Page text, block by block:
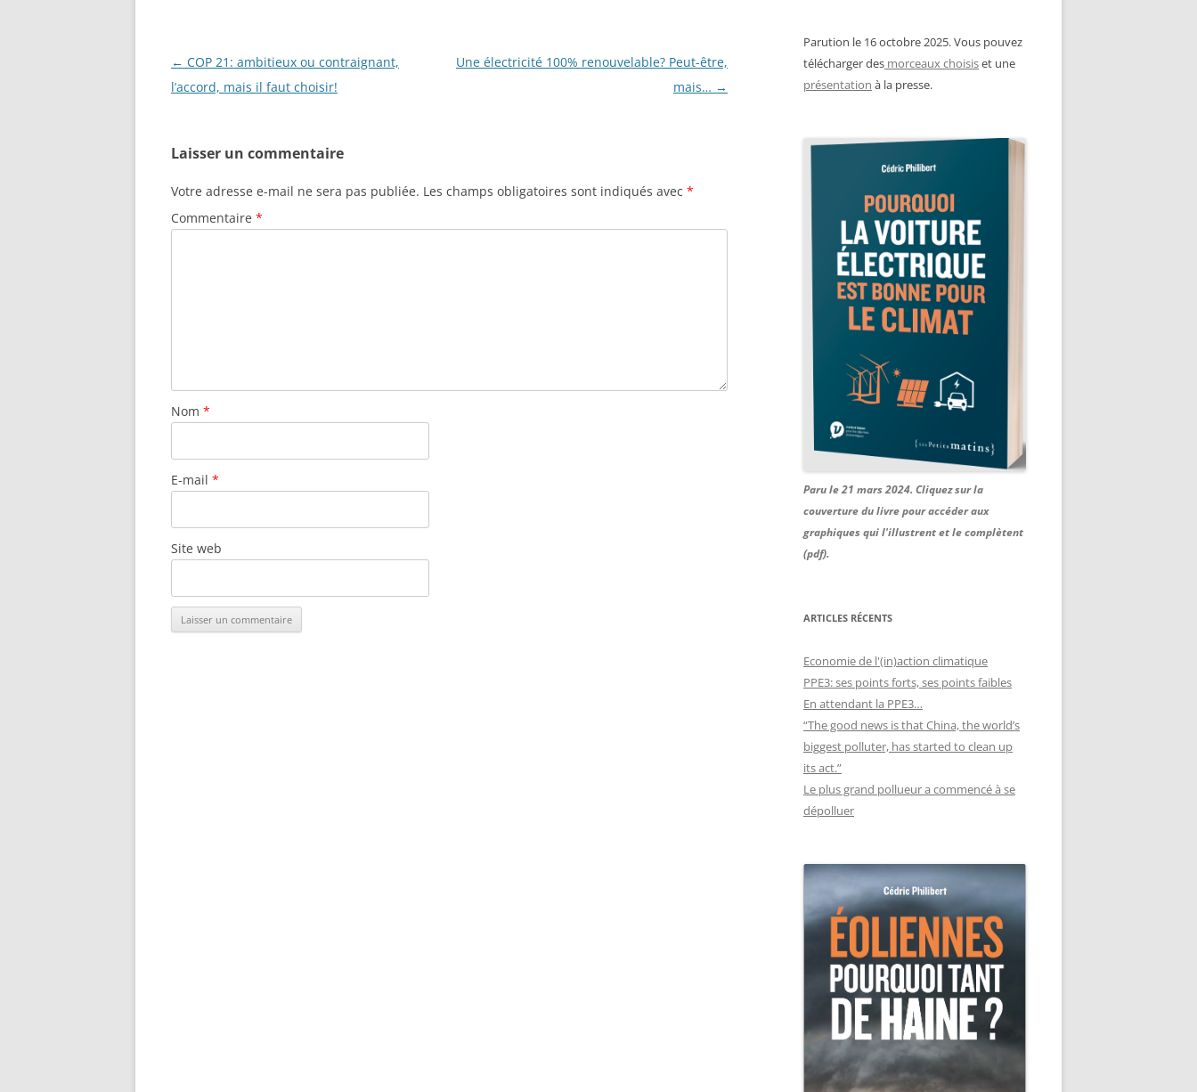
o
k
Navigation
des
← COP 21: ambitieux ou contraignant,
l’accord, mais il faut choisir!
Une électricité 100% renouvelable? Peut-être,
mais… →
Laisser un commentaire
Votre adresse e-mail ne sera pas publiée. Les champs obligatoires sont indiqués avec *
Commentaire *
Nom *
E-mail *
Site web
Parution le 16 octobre 2025. Vous pouvez
télécharger des morceaux choisiset une
présentation à la presse.
Paru le 21 mars 2024. Cliquez sur la
couverture du livre pour accéder aux
graphiques qui l'illustrent et le complètent
(pdf).
ARTICLES RÉCENTS
Economie de l'(in)action climatique
PPE3: ses points forts, ses points faibles
En attendant la PPE3…
“The good news is that China, the world’s
biggest polluter, has started to clean up
its act.”
Le plus grand pollueur a commencé à se
dépolluer